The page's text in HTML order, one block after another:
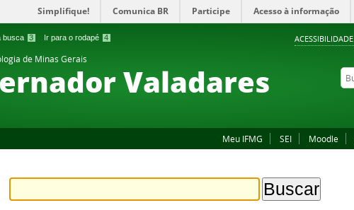
busca 3 Ir para o rodapé 4 ACESSIBILIDADE
Simplifique! Comunica BR Participe Acesso à informação
de Minas Gerais
Valadares
Meu IFMG SEI Moodle